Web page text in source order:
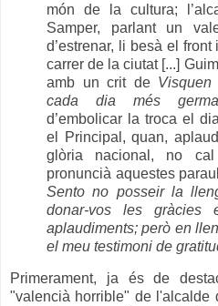
món de la cultura;
Samper, parlant un
d’estrenar, li besà el
carrer de la ciutat [...]
amb un crit de
cada dia més
d’embolicar la troca el
el Principal, quan,
glòria nacional, no
pronuncià aquestes
Sento no posseir la
donar-vos les gràcies
aplaudiments; però en
el meu testimoni de
Primerament, ja és de
"valencià horrible" de l'alcalde